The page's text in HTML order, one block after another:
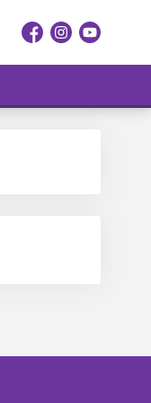
FacebookInstagramYouTube